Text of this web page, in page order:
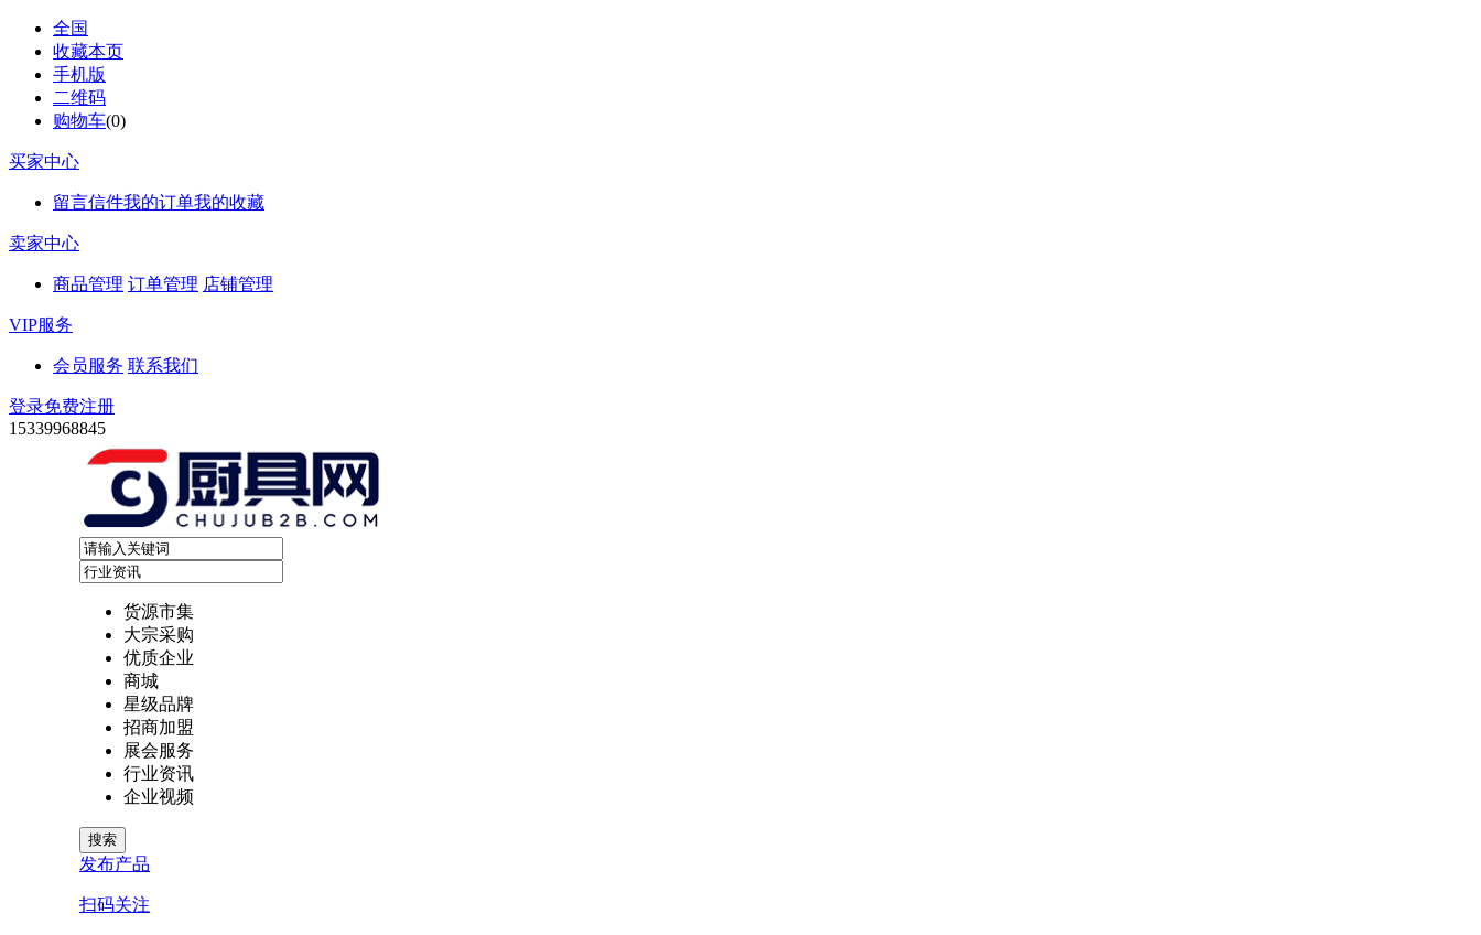
全国
收藏本页
手机版
二维码
购物车(0)
买家中心
留言信件我的订单我的收藏
卖家中心
商品管理 订单管理 店铺管理
VIP服务
会员服务 联系我们
登录免费注册
15339968845
货源市集
大宗采购
优质企业
商城
星级品牌
招商加盟
展会服务
行业资讯
企业视频
发布产品
扫码关注